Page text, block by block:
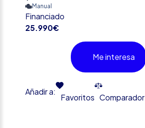
Manual
Financiado
25.990€
Me interesa
Añadir a:
Favoritos Comparador